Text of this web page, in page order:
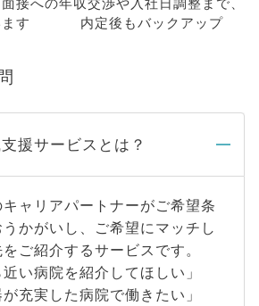
面接への
す
年収交渉や入社日調整まで、
内定後もバックアップ
援サービスとは？
ャリアパートナーがご希望条
かがいし、ご希望にマッチし
ご紹介するサービスです。
近い病院を紹介してほしい」
が充実した病院で働きたい」